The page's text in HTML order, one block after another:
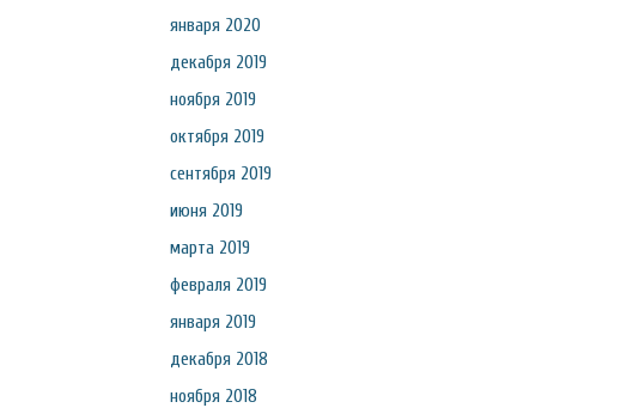
января 2020
декабря 2019
ноября 2019
октября 2019
сентября 2019
июня 2019
марта 2019
февраля 2019
января 2019
декабря 2018
ноября 2018